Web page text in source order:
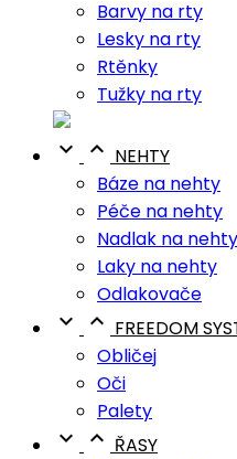
Barvy na rty
Lesky na rty
Rtěnky
Tužky na rty
  NEHTY
Báze na nehty
Péče na nehty
Nadlak na nehty
Laky na nehty
Odlakovače
  FREEDOM
Obličej
Oči
Palety
  ŘASY